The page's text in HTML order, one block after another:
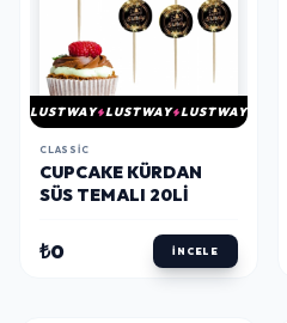
LUSTWAY LUSTWAY LUSTWAY
CLASSIC
CUPCAKE KÜRDAN
SÜS TEMALI 20LI
₺0 İNCELE